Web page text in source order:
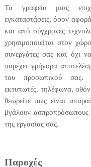
Τα γραφεία μιας
εγκαταστάσεις, όσον
και από σύγχρονες
χρησιμοποιείται στον
συνεργάτες σας και όχι
παρέχει γρήγορα
του προσωπικού σας.
εκτυπωτές, τηλέφωνα,
θεωρείτε πως είναι
βγάλουν
της εργασίας σας.
Παροχές